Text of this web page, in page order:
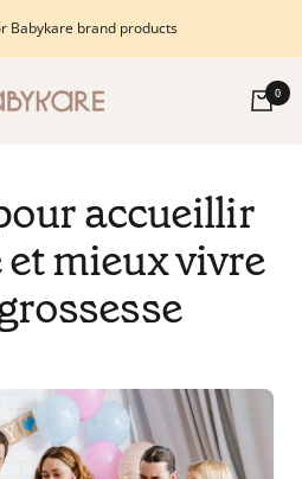
Babykare brand products
0
accueillir
mieux vivre